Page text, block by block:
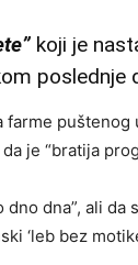
koji je
poslednje
puštenog
je “bratija
dna”, ali da
‘leb bez